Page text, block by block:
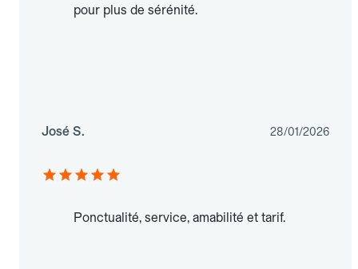
pour plus de sérénité.
José S. 28/01/2026
Ponctualité, service, amabilité et tarif.